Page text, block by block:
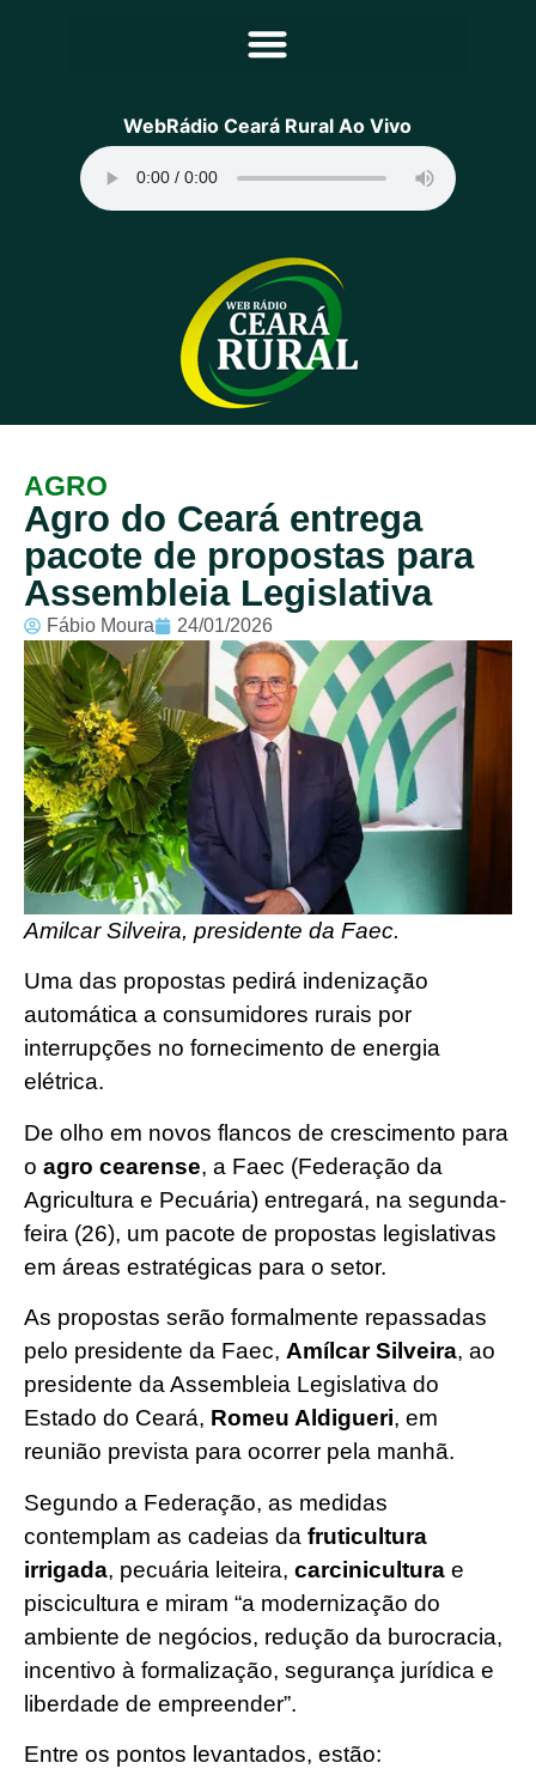
Principal
Programação
Equipe
Contato
Sobre
WebRádio Ceará Rural Ao Vivo
AGRO
Agro do Ceará entrega
pacote de propostas para
Assembleia Legislativa
Fábio Moura 24/01/2026
Amilcar Silveira, presidente da Faec.
Uma das propostas pedirá indenização
automática a consumidores rurais por
interrupções no fornecimento de energia
elétrica.
De olho em novos flancos de crescimento para
o agro cearense, a Faec (Federação da
Agricultura e Pecuária) entregará, na segunda-
feira (26), um pacote de propostas legislativas
em áreas estratégicas para o setor.
As propostas serão formalmente repassadas
pelo presidente da Faec, Amílcar Silveira, ao
presidente da Assembleia Legislativa do
Estado do Ceará, Romeu Aldigueri, em
reunião prevista para ocorrer pela manhã.
Segundo a Federação, as medidas
contemplam as cadeias da fruticultura
irrigada, pecuária leiteira, carcinicultura e
piscicultura e miram “a modernização do
ambiente de negócios, redução da burocracia,
incentivo à formalização, segurança jurídica e
liberdade de empreender”.
Entre os pontos levantados, estão: